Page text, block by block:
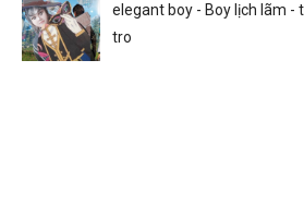
elegant boy - Boy lịch lãm -
tro